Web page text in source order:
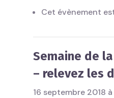
Cet évènement
Semaine de
– relevez les
16 septembre 2018